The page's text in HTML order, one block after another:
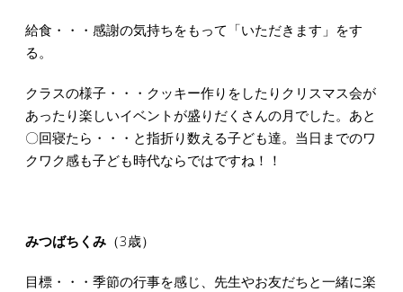
給食・・・感謝の気持ちをもって「いただきます」をす
る。
クラスの様子・・・クッキー作りをしたりクリスマス会が
あったり楽しいイベントが盛りだくさんの月でした。あと
〇回寝たら・・・と指折り数える子ども達。当日までのワ
クワク感も子ども時代ならではですね！！
みつばちくみ（3歳）
目標・・・季節の行事を感じ、先生やお友だちと一緒に楽